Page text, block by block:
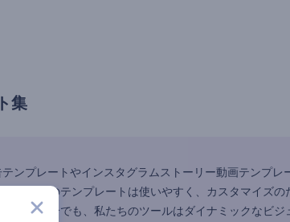
集
プレートやインスタグラムストーリー動画テンプレ
これらのテンプレートは使いやすく、カスタマイズの
要な場合でも、私たちのツールはダイナミックなビジ